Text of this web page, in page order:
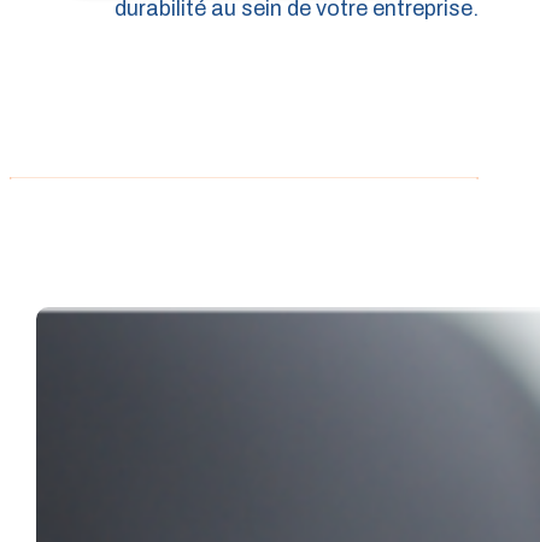
durabilité au sein de votre entreprise.